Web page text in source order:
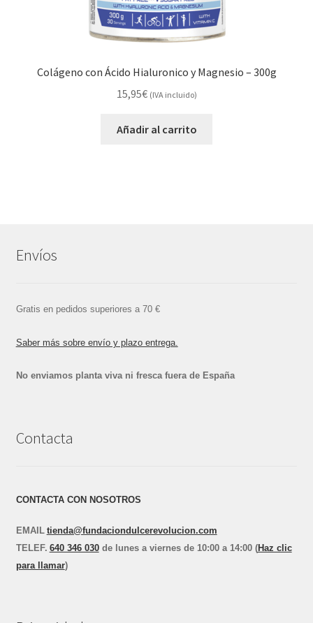
Colágeno con Ácido Hialuronico y Magnesio – 300g
15,95€ (IVA incluido)
Añadir al carrito
Envíos
Gratis en pedidos superiores a 70 €
Saber más sobre envío y plazo entrega.
No enviamos planta viva ni fresca fuera de España
Contacta
CONTACTA CON NOSOTROS
EMAIL tienda@fundaciondulcerevolucion.com
TELE F. 640 346 030de lunes a viernes de 10:00 a 14:00 (Haz clic
para llamar)